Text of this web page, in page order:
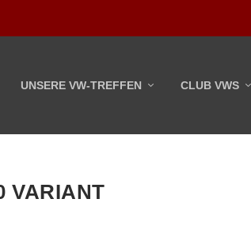
UNSERE VW-TREFFEN CLUB VWS
VARIANT